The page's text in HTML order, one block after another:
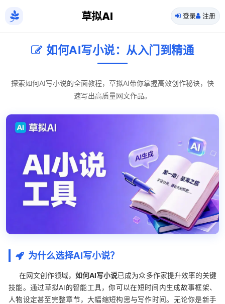
草拟AI 登录 注册
如何AI写小说：从入门到精通
探索如何AI写小说的全面教程，草拟AI带你掌握高效创作秘诀，快
速写出高质量网文作品。
为什么选择AI写小说？
在网文创作领域， 如何AI写小说已成为众多作家提升效率的关键
技能。通过草拟AI的智能工具，你可以在短时间内生成故事框架、
人物设定甚至完整章节，大幅缩短构思与写作时间。无论你是新手